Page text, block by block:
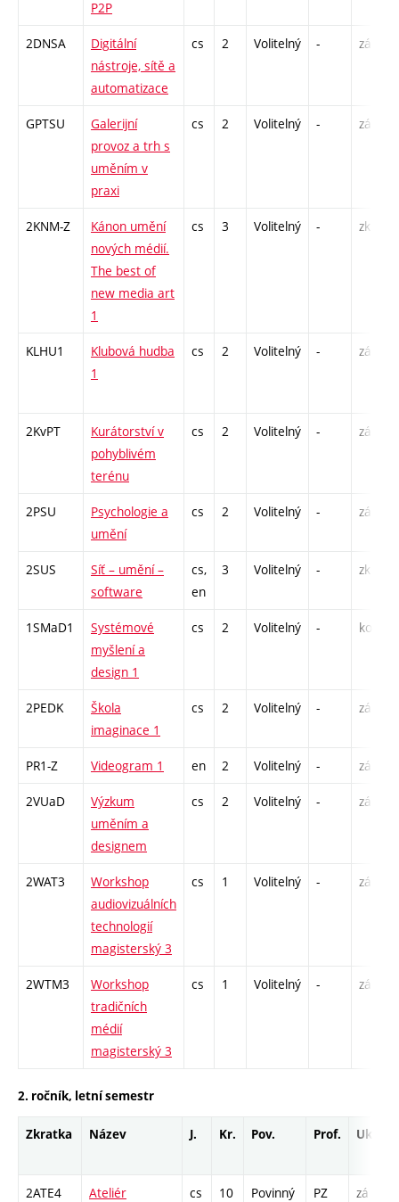
P2P
2DNSA
Digitální
nástroje, sítě a
automatizace
cs 2 Volitelný - zá
GPTSU
Galerijní
provoz a trh s
uměním v
praxi
cs 2 Volitelný - zá
2KNM-Z
Kánon umění
nových médií.
The best of
new media art
1
cs 3 Volitelný - zk
KLHU1
Klubová hudba
1
cs 2 Volitelný - zá
2KvPT
Kurátorství v
pohyblivém
terénu
cs 2 Volitelný - zá
2PSU
Psychologie a
umění
cs 2 Volitelný - zá
2SUS
Síť – umění –
software
cs,
en
3 Volitelný - zk
1SMaD1
Systémové
myšlení a
design 1
cs 2 Volitelný - kol
2PEDK
Škola
imaginace 1
cs 2 Volitelný - zá
PR1-Z Videogram 1 en 2 Volitelný - zá
2VUaD
Výzkum
uměním a
designem
cs 2 Volitelný - zá
2WAT3
Workshop
audiovizuálních
technologií
magisterský 3
cs 1 Volitelný - zá
2WTM3
Workshop
tradičních
médií
magisterský 3
cs 1 Volitelný - zá
2. ročník, letní semestr
Zkratka Název J. Kr. Pov. Prof. Uk.
2ATE4
Ateliér
cs 10 Povinný PZ zá